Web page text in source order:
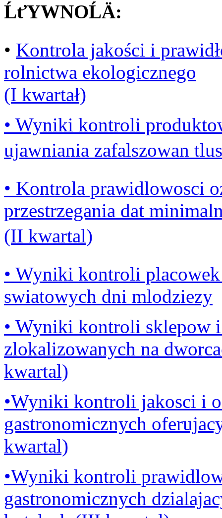
ĹťYWNOĹÄ:
• Kontrola jakości i
rolnictwa ekologicznego
(I kwartał)
• Wyniki kontroli
ujawniania zafalszowan
• Kontrola prawidlowosci
przestrzegania dat
(II kwartal)
• Wyniki kontroli
swiatowych dni mlodziezy
• Wyniki kontroli sklepow
zlokalizowanych na
kwartal)
•Wyniki kontroli jakosci i
gastronomicznych
kwartal)
•Wyniki kontroli
gastronomicznych